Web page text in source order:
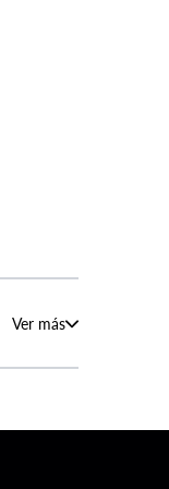
Ver más